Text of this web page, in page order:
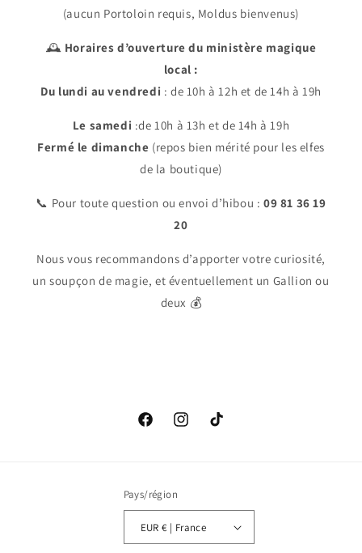
(aucun Portoloin requis, Moldus bienvenus)
🕰️ Horaires d’ouverture du ministère magique
local :
Du lundi au vendredi : de 10h à 12h et de 14h à 19h
Le samedi :de 10h à 13h et de 14h à 19h
Fermé le dimanche (repos bien mérité pour les elfes
de la boutique)
📞 Pour toute question ou envoi d’hibou : 09 81 36 19
20
Nous vous recommandons d’apporter votre curiosité,
un soupçon de magie, et éventuellement un Gallion ou
deux 💰
FacebookInstagramTikTok
Pays/région
EUR € | France